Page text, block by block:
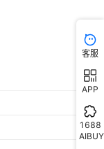
客服
APP
1688
AIBUY